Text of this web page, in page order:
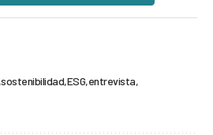
sostenibilidad ESG entrevista